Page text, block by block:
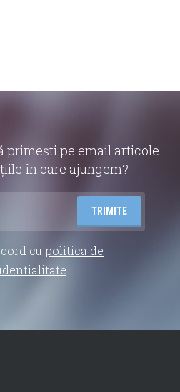
primești pe email articole
în care ajungem?
cu politica de